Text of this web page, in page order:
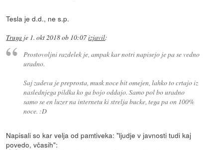
Tesla je d.d., ne s.p.
Truga je 1. okt 2018 ob 10:07izjavil:
Prostovoljni razdelek je, ampak kar notri napisejo je pa se vedno
uradno.
Saj zadeva je preprosta, musk noce bit omejen, lahko to crtajo iz
naslednjega pildka ko ga bojo oddajo. Samo pol bo uradno
samo se en luzer na internetu ki strelja bucke, tega pa on 100%
noce. :D
Napisali so kar velja od pamtiveka: "ljudje v javnosti tudi kaj
povedo, včasih":